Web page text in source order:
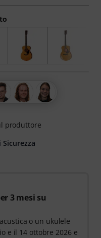
3 mesi su
o un ukulele
e il 14 ottobre 2026 e
produttore